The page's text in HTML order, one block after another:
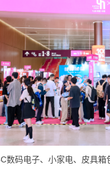
数码电子、小家电、皮具箱